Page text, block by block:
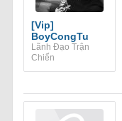
[Vip]
BoyCongTu
Lãnh Đạo Trận
Chiến